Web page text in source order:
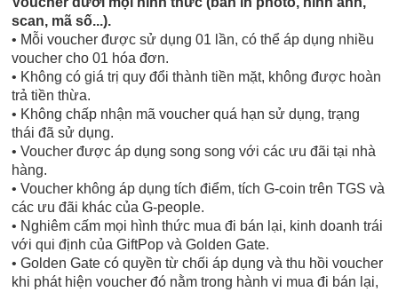
scan, mã số...).
• Mỗi voucher được sử dụng 01 lần, có thể áp dụng nhiều
voucher cho 01 hóa đơn.
• Không có giá trị quy đổi thành tiền mặt, không được hoàn
trả tiền thừa.
• Không chấp nhận mã voucher quá hạn sử dụng, trạng
thái đã sử dụng.
• Voucher được áp dụng song song với các ưu đãi tại nhà
hàng.
• Voucher không áp dụng tích điểm, tích G-coin trên TGS và
các ưu đãi khác của G-people.
• Nghiêm cấm mọi hình thức mua đi bán lại, kinh doanh trái
với qui định của GiftPop và Golden Gate.
• Golden Gate có quyền từ chối áp dụng và thu hồi voucher
khi phát hiện voucher đó nằm trong hành vi mua đi bán lại,